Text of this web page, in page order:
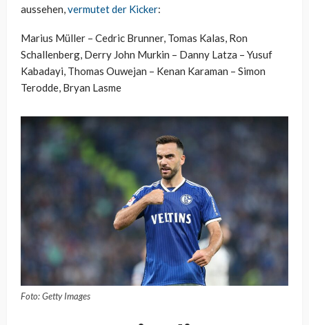
aussehen,vermutet der Kicker:
Marius Müller – Cedric Brunner, Tomas Kalas, Ron
Schallenberg, Derry John Murkin – Danny Latza – Yusuf
Kabadayi, Thomas Ouwejan – Kenan Karaman – Simon
Terodde, Bryan Lasme
Foto: Getty Images